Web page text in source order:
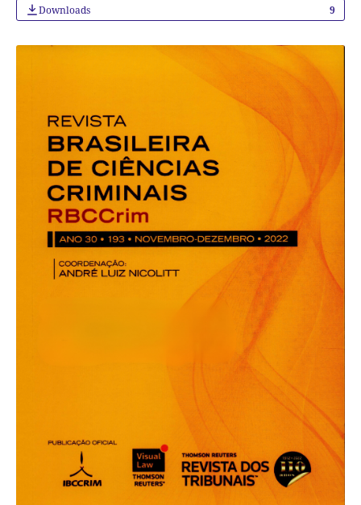
Downloads
9